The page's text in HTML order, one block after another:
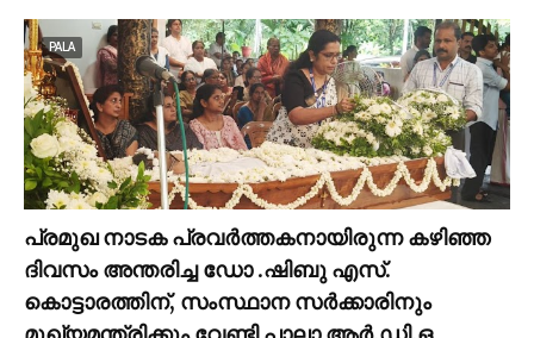
PALA
പ്രമുഖ നാടക പ്രവർത്തകനായിരുന്ന കഴിഞ്ഞ
ദിവസം അന്തരിച്ച ഡോ .ഷിബു എസ്.
കൊട്ടാരത്തിന്, സംസ്ഥാന സർക്കാരിനും